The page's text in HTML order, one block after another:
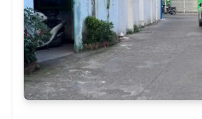
không gian sống hoàn hảo và tiện nghi